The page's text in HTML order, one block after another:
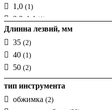
16 (3)
25(1)
50(1)
D=18мм
1,0 (1)
3,2-4,4 (1)
4,0-11(1)
4,0-6
4,4-7
4,5-10
4,8-7,5
Длинна лезвий, мм
35 (2)
40 (1)
50 (2)
тип инструмента
обжимка (2)